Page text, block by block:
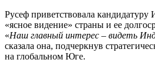
Русеф приветствовала кандидатуру
«ясное видение» страны и ее
«Наш главный интерес – видеть
сказала она, подчеркнув
на глобальном Юге.